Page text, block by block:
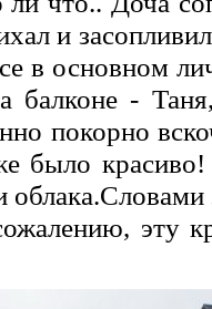
и
в основном
балконе -
покорно
было
облака.Словами
эту